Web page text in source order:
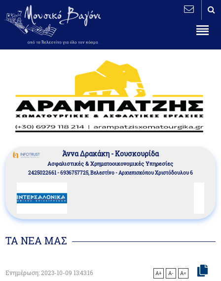
Άννα Δρακάκη - Κουσκουρίδα
Aσφαλιστικές & Χρηματοοικονομικές Υπηρεσίες
2425022661 - 6936757725, Βελεστίνο - Αρχιεπισκόπου Χριστόδουλου 6
ΤΑ ΝΕΑ ΜΑΣ
Ενημέρωση: 2023-10-09 13:43:16 A+ A- A=